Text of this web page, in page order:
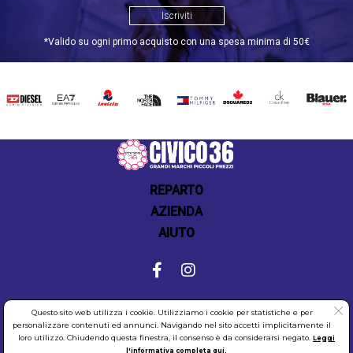
Iscriviti
*Valido su ogni primo acquisto con una spesa minima di 50€
DIESEL EA7 INVICTATHE
TOMMY
DSQUARED2
CALVIN BLAUER
REPARTO
AZIENDA
AIUTO
COOKIES SICUREZZA PRIVACY
Questo sito web utilizza i cookie. Utilizziamo i cookie per statistiche e per
personalizzare contenuti ed annunci. Navigando nel sito accetti implicitamente il
loro utilizzo. Chiudendo questa finestra, il consenso è da considerarsi negato. Leggi
l'informativa completa qui.